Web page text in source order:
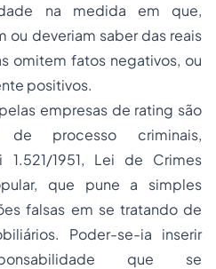
na medida em que,
ou deveriam saber das reais
omitem fatos negativos, ou
positivos.
empresas de rating são
de processo criminais,
1.521/1951, Lei de Crimes
que pune a simples
falsas em se tratando de
Poder-se-ia inserir
que se